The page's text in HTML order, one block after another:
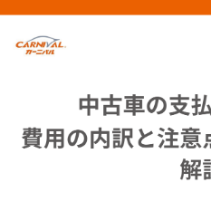
リターンカー
カーニバル車検
メンテナンスパック
自動車保険
お知らせキャンペーン